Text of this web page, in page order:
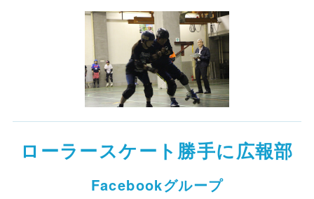
ローラースケート勝手に広報部
Facebookグループ